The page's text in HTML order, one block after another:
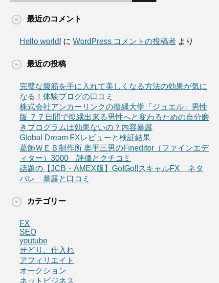
最近のコメント
Hello world! に WordPress コメントの投稿者 より
最近の投稿
完璧な腹筋を手に入れて美しくなる方法の効果が気に
なる！体験ブログの口コミ
株式会社アンカーリンクの復縁大学「ジュエル」男性
版 ７７日間で復縁出来る男性へと変わるための自分磨
きプログラムは効果ないの？内容暴露
Global Dream FXレビューと検証結果
葛飾ＷＥＢ制作所 奥平三男のFineditor（ファインエデ
ィター）3000 評価とクチコミ
話題の【JCB・AMEX版】Go!Go!!スキャルFX ネタ
バレ 暴露と口コミ
カテゴリー
FX
SEO
youtube
せどり、仕入れ
アフィリエイト
オークション
ネットビジネス